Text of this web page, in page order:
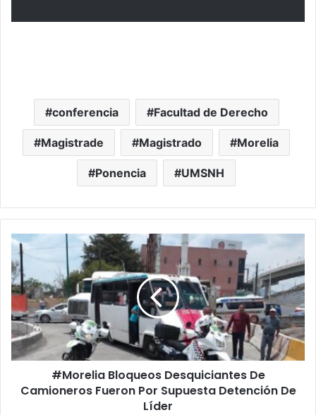
conferencia Facultad de Derecho
Magistrade Magistrado Morelia
Ponencia UMSNH
#Morelia
Bloqueos
Desquiciantes
De
Camioneros
Fueron
Por
Supuesta
Detención
Líder
#Morelia Bloqueos Desquiciantes De
Camioneros Fueron Por Supuesta Detención De
Líder